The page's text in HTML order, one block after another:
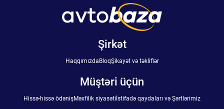
Şirkət
HaqqımızdaBloqŞikayət və təkliflər
Müştəri üçün
Hissə-hissə ödənişMəxfilik siyasətiİstifadə qaydaları və Şərtlərimiz